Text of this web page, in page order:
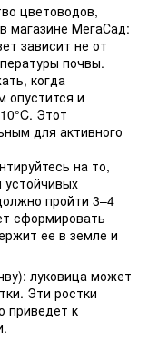
цветоводов,
магазине МегаСад:
зависит не от
почвы.
когда
опустится и
Этот
для активного
на то,
устойчивых
пройти 3–4
сформировать
ее в земле и
луковица может
Эти ростки
приведет к